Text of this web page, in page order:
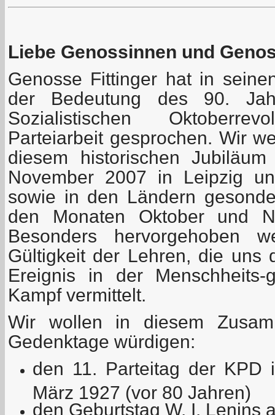
Liebe Genossinnen und
Genosse Fittinger hat in
der Bedeutung des 90.
Sozialistischen
Parteiarbeit gesprochen. Wir
diesem historischen
November 2007 in Leipzig
sowie in den Ländern
den Monaten Oktober und
Besonders hervorgehoben
Gültigkeit der Lehren, die uns
Ereignis in der Menschheits-
Kampf vermittelt.
Wir wollen in diesem
Gedenktage würdigen:
den 11. Parteitag der
März 1927 (vor 80 Jahren)
den Geburtstag W. I. Lenins